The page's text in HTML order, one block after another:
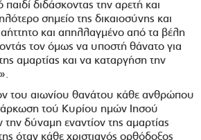
παιδί διδάσκοντας την αρετή και
σημείο της δικαιοσύνης και
και απηλλαγμένο από τα βέλη
τον όμως να υποστή θάνατο για
αμαρτίας και να καταργήση την
του αιωνίου θανάτου κάθε ανθρώπου
τού Κυρίου ημών Ιησού
δύναμη εναντίον της αμαρτίας
όταν κάθε χριστιανός ορθόδοξος